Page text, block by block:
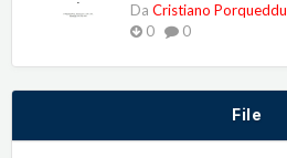
Da Cristiano Porqueddu
0
0
File